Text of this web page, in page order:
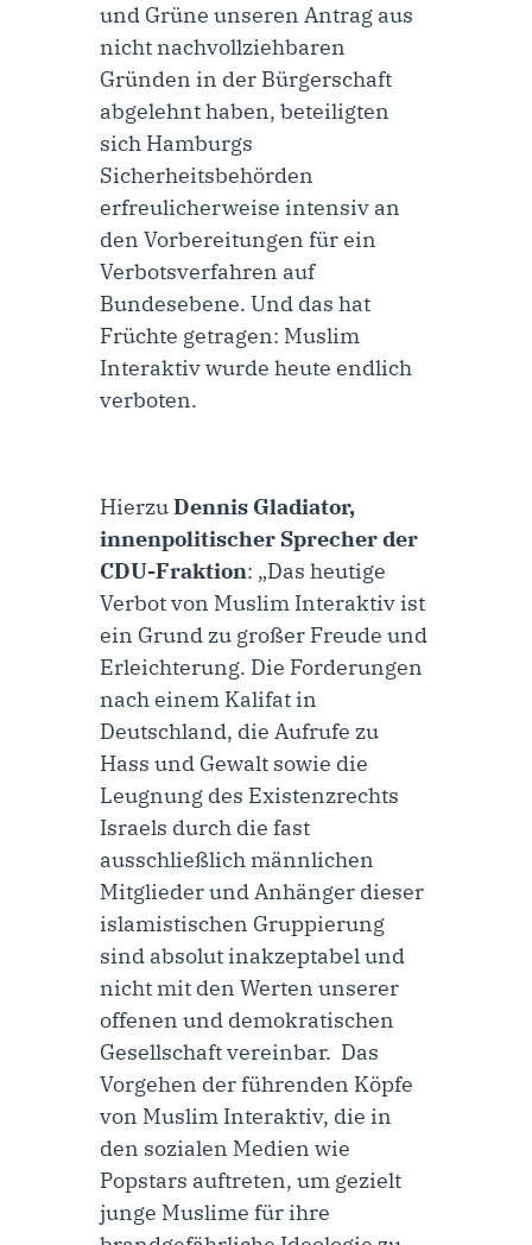
und Grüne unseren Antrag aus
nicht nachvollziehbaren
Gründen in der Bürgerschaft
abgelehnt haben, beteiligten
sich Hamburgs
Sicherheitsbehörden
erfreulicherweise intensiv an
den Vorbereitungen für ein
Verbotsverfahren auf
Bundesebene. Und das hat
Früchte getragen: Muslim
Interaktiv wurde heute endlich
verboten.
HierzuDennis Gladiator,
innenpolitischer Sprecher der
CDU-Fraktion: „Das heutige
Verbot von Muslim Interaktiv ist
ein Grund zu großer Freude und
Erleichterung. Die Forderungen
nach einem Kalifat in
Deutschland, die Aufrufe zu
Hass und Gewalt sowie die
Leugnung des Existenzrechts
Israels durch die fast
ausschließlich männlichen
Mitglieder und Anhänger dieser
islamistischen Gruppierung
sind absolut inakzeptabel und
nicht mit den Werten unserer
offenen und demokratischen
Gesellschaft vereinbar. Das
Vorgehen der führenden Köpfe
von Muslim Interaktiv, die in
den sozialen Medien wie
Popstars auftreten, um gezielt
junge Muslime für ihre